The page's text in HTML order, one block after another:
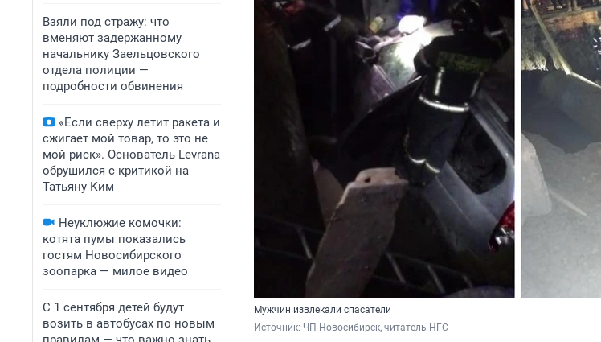
Взяли под стражу: что
вменяют задержанному
начальнику Заельцовского
отдела полиции —
подробности обвинения
«Если сверху летит ракета и
сжигает мой товар, то это не
мой риск». Основатель Levrana
обрушился с критикой на
Татьяну Ким
Неуклюжие комочки:
котята пумы показались
гостям Новосибирского
зоопарка — милое видео
С 1 сентября детей будут
возить в автобусах по новым
Мужчин извлекали спасатели
Источник: ЧП Новосибирск, читатель НГС